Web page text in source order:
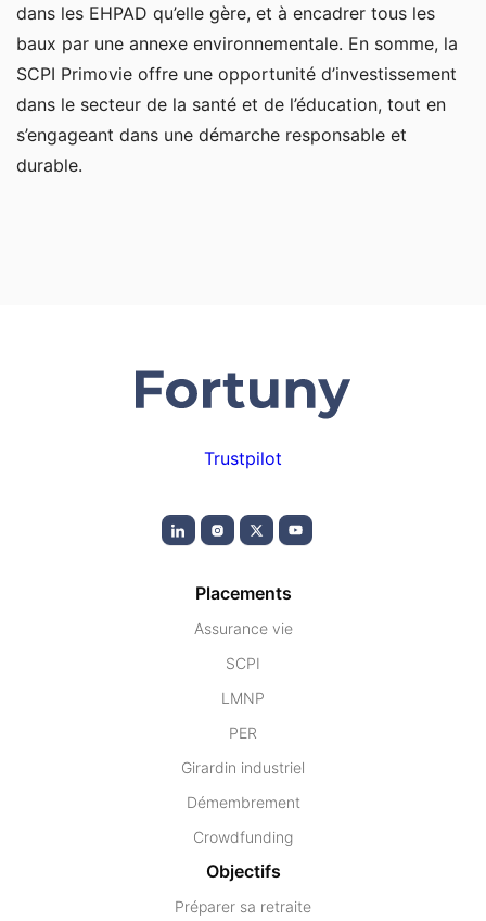
dans les EHPAD qu’elle gère, et à encadrer tous les
baux par une annexe environnementale. En somme, la
SCPI Primovie offre une opportunité d’investissement
dans le secteur de la santé et de l’éducation, tout en
s’engageant dans une démarche responsable et
durable.
Trustpilot
Placements
Assurance vie
SCPI
LMNP
PER
Girardin industriel
Démembrement
Crowdfunding
Objectifs
Préparer sa retraite